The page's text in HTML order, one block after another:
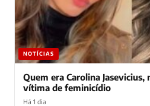
NOTÍCIAS
Quem era Carolina
vítima de feminicídio
Há 1 dia